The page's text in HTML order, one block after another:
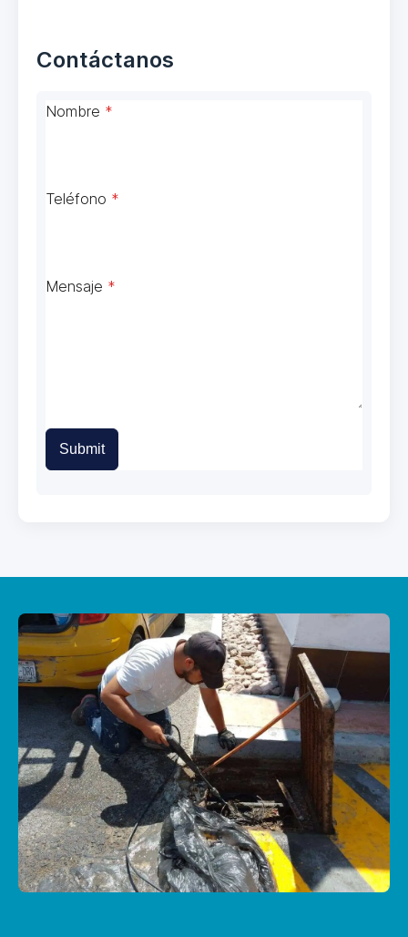
Contáctanos
Nombre *
Teléfono *
Mensaje *
Submit